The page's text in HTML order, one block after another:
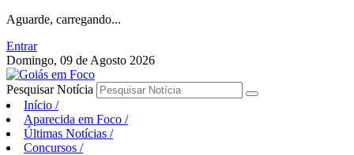
Aguarde, carregando...
Entrar
Domingo, 09 de Agosto 2026
Pesquisar Notícia
Início /
Aparecida em Foco /
Últimas Notícias /
Concursos /